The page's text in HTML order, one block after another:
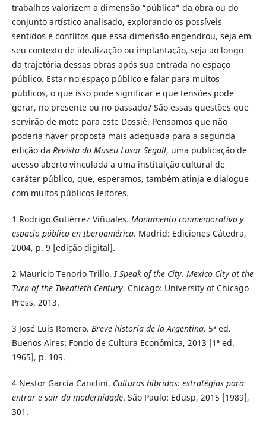
trabalhos valorizem a dimensão “pública” da obra ou do
conjunto artístico analisado, explorando os possíveis
sentidos e conflitos que essa dimensão engendrou, seja em
seu contexto de idealização ou implantação, seja ao longo
da trajetória dessas obras após sua entrada no espaço
público. Estar no espaço público e falar para muitos
públicos, o que isso pode significar e que tensões pode
gerar, no presente ou no passado? São essas questões que
servirão de mote para este Dossiê. Pensamos que não
poderia haver proposta mais adequada para a segunda
edição da Revista do Museu Lasar Segall, uma publicação de
acesso aberto vinculada a uma instituição cultural de
caráter público, que, esperamos, também atinja e dialogue
com muitos públicos leitores.
1 Rodrigo Gutiérrez Viñuales. Monumento conmemorativo y
espacio público en Iberoamérica. Madrid: Ediciones Cátedra,
2004, p. 9 [edição digital].
2 Mauricio Tenorio Trillo.I Speak of the City. Mexico City at the
Turn of the Twentieth Century. Chicago: University of Chicago
Press, 2013.
3 José Luis Romero. Breve historia de la Argentina. 5ª ed.
Buenos Aires: Fondo de Cultura Económica, 2013 [1ª ed.
1965], p. 109.
4Nestor García Canclini. Culturas híbridas: estratégias para
entrar e sair da modernidade. São Paulo: Edusp, 2015 [1989],
301.